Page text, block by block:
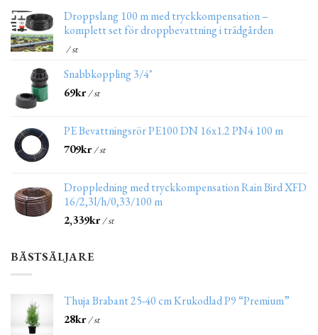
Droppslang 100 m med tryckkompensation –
komplett set för droppbevattning i trädgården
/ st
Snabbkoppling 3/4"
69kr/ st
PE Bevattningsrör PE100 DN 16x1.2 PN4 100 m
709kr/ st
Droppledning med tryckkompensation Rain Bird XFD
16/2,3l/h/0,33/100 m
2,339kr/ st
BÄSTSÄLJARE
Thuja Brabant 25-40 cm Krukodlad P9 “Premium”
28kr/ st